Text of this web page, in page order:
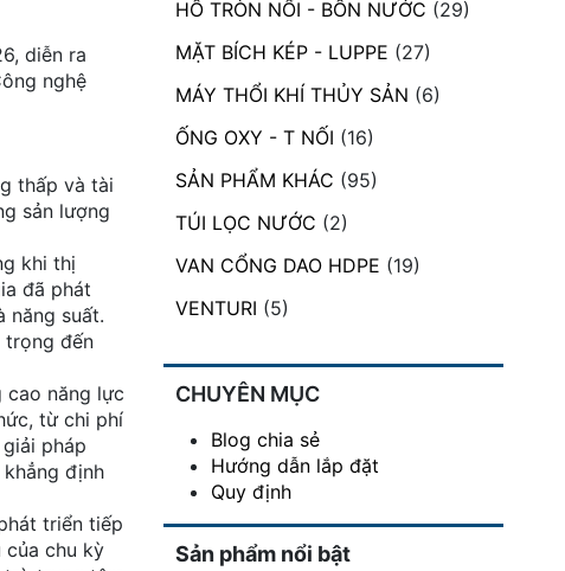
diễn ra
nghệ
thấp và tài
sản lượng
khi thị
đã phát
năng suất.
trọng đến
cao năng lực
từ chi phí
pháp
định
triển tiếp
của chu kỳ
HỒ TRÒN NỔI - BỒN NƯỚC (29)
MẶT BÍCH KÉP - LUPPE (27)
MÁY THỔI KHÍ THỦY SẢN (6)
ỐNG OXY - T NỐI (16)
SẢN PHẨM KHÁC (95)
TÚI LỌC NƯỚC (2)
VAN CỔNG DAO HDPE (19)
VENTURI (5)
CHUYÊN MỤC
Blog chia sẻ
Hướng dẫn lắp đặt
Quy định
Sản phẩm nổi bật